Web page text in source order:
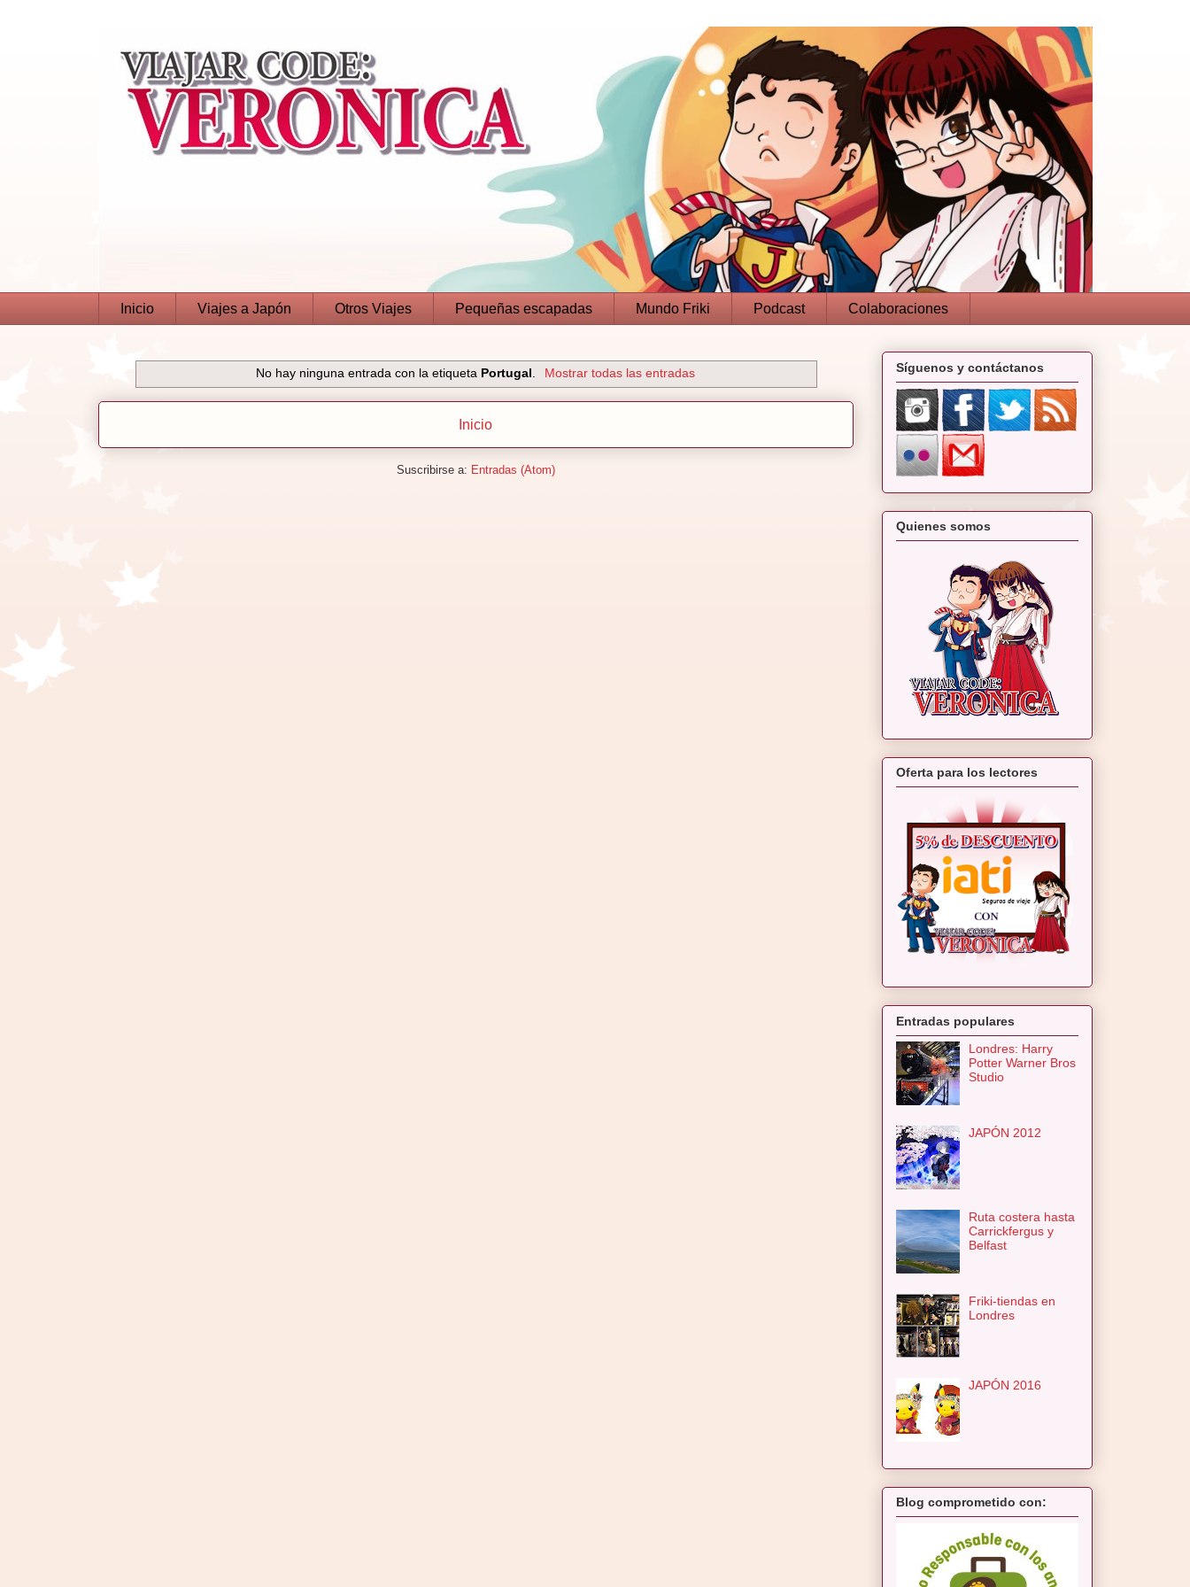
Inicio Viajes a Japón Otros Viajes Pequeñas escapadas Mundo Friki Podcast Colaboraciones
No hay ninguna entrada con la etiqueta Portugal. Mostrar todas las entradas
Inicio
Suscribirse a: Entradas (Atom)
Síguenos y contáctanos
Quienes somos
Oferta para los lectores
Entradas populares
Londres: Harry
Potter Warner Bros
Studio
JAPÓN 2012
Ruta costera hasta
Carrickfergus y
Belfast
Friki-tiendas en
Londres
JAPÓN 2016
Blog comprometido con: